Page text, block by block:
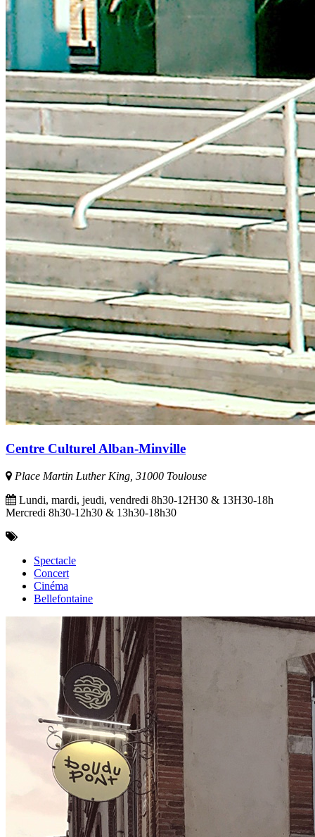
Centre Culturel Alban-Minville
Place Martin Luther King, 31000 Toulouse
Lundi, mardi, jeudi, vendredi 8h30-12H30 & 13H30-18h
Mercredi 8h30-12h30 & 13h30-18h30
Spectacle
Concert
Cinéma
Bellefontaine